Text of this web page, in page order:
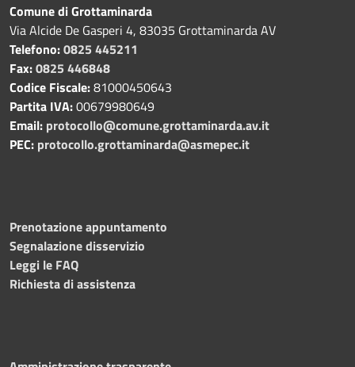
Comune di Grottaminarda
Via Alcide De Gasperi 4, 83035 Grottaminarda AV
Telefono:0825 445211
Fax:0825 446848
Codice Fiscale:81000450643
Partita IVA:00679980649
Email: protocollo@comune.grottaminarda.av.it
PEC: protocollo.grottaminarda@asmepec.it
Prenotazione appuntamento
Segnalazione disservizio
Leggi le FAQ
Richiesta di assistenza